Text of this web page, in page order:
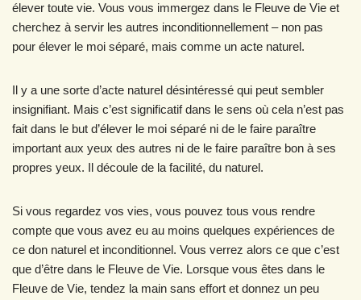
élever toute vie. Vous vous immergez dans le Fleuve de Vie et
cherchez à servir les autres inconditionnellement – non pas
pour élever le moi séparé, mais comme un acte naturel.
Il y a une sorte d’acte naturel désintéressé qui peut sembler
insignifiant. Mais c’est significatif dans le sens où cela n’est pas
fait dans le but d’élever le moi séparé ni de le faire paraître
important aux yeux des autres ni de le faire paraître bon à ses
propres yeux. Il découle de la facilité, du naturel.
Si vous regardez vos vies, vous pouvez tous vous rendre
compte que vous avez eu au moins quelques expériences de
ce don naturel et inconditionnel. Vous verrez alors ce que c’est
que d’être dans le Fleuve de Vie. Lorsque vous êtes dans le
Fleuve de Vie, tendez la main sans effort et donnez un peu